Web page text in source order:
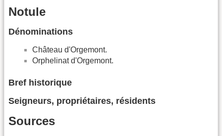
Notule
Dénominations
Château d'Orgemont.
Orphelinat d'Orgemont.
Bref historique
Seigneurs, propriétaires, résidents
Sources